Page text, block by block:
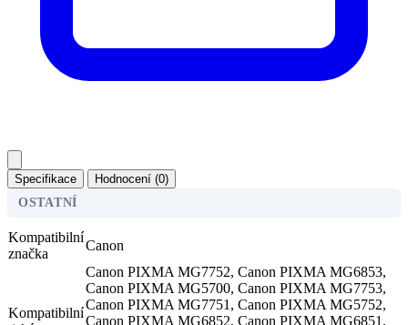
Specifikace
Hodnocení (0)
OSTATNÍ
Kompatibilní
značka
Canon
Kompatibilní
Canon PIXMA MG7752, Canon PIXMA MG6853,
Canon PIXMA MG5700, Canon PIXMA MG7753,
Canon PIXMA MG7751, Canon PIXMA MG5752,
Canon PIXMA MG6852, Canon PIXMA MG6851,